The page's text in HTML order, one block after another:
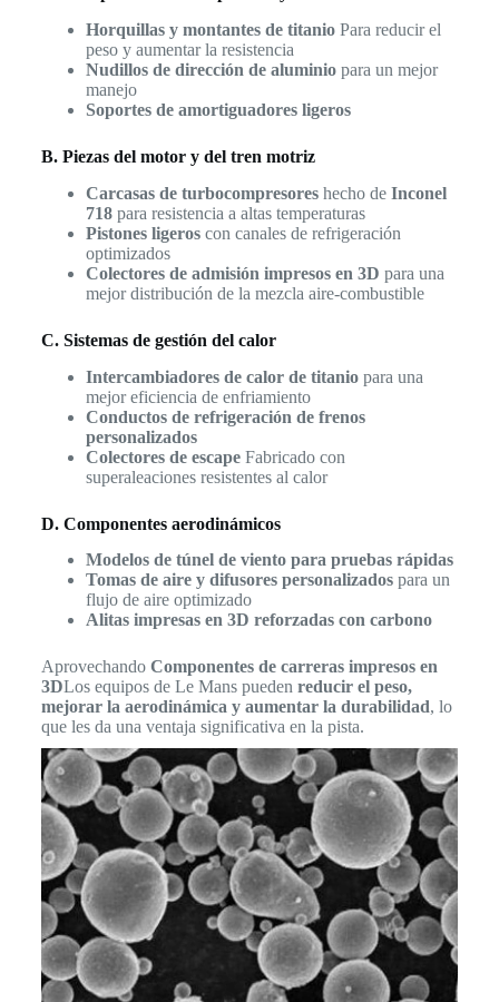
Horquillas y montantes de titanioPara reducir el
peso y aumentar la resistencia
Nudillos de dirección de aluminiopara un mejor
manejo
Soportes de amortiguadores ligeros
B. Piezas del motor y del tren motriz
Carcasas de turbocompresoreshecho de Inconel
718para resistencia a altas temperaturas
Pistones ligeroscon canales de refrigeración
optimizados
Colectores de admisión impresos en 3D para una
mejor distribución de la mezcla aire-combustible
C. Sistemas de gestión del calor
Intercambiadores de calor de titaniopara una
mejor eficiencia de enfriamiento
Conductos de refrigeración de frenos
personalizados
Colectores de escapeFabricado con
superaleaciones resistentes al calor
D. Componentes aerodinámicos
Modelos de túnel de viento para pruebas rápidas
Tomas de aire y difusores personalizadospara un
flujo de aire optimizado
Alitas impresas en 3D reforzadas con carbono
Aprovechando Componentes de carreras impresos en
3DLos equipos de Le Mans pueden reducir el peso,
mejorar la aerodinámica y aumentar la durabilidad, lo
que les da una ventaja significativa en la pista.